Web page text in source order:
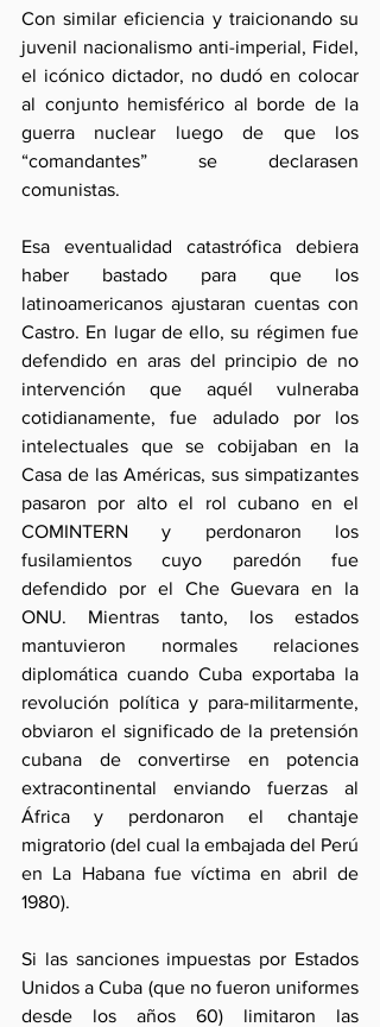
Con similar eficiencia y traicionando su
juvenil nacionalismo anti-imperial, Fidel,
el icónico dictador, no dudó en colocar
al conjunto hemisférico al borde de la
guerra nuclear luego de que los
“comandantes” se declarasen
comunistas.
Esa eventualidad catastrófica debiera
haber bastado para que los
latinoamericanos ajustaran cuentas con
Castro. En lugar de ello, su régimen fue
defendido en aras del principio de no
intervención que aquél vulneraba
cotidianamente, fue adulado por los
intelectuales que se cobijaban en la
Casa de las Américas, sus simpatizantes
pasaron por alto el rol cubano en el
COMINTERN y perdonaron los
fusilamientos cuyo paredón fue
defendido por el Che Guevara en la
ONU. Mientras tanto, los estados
mantuvieron normales relaciones
diplomática cuando Cuba exportaba la
revolución política y para-militarmente,
obviaron el significado de la pretensión
cubana de convertirse en potencia
extracontinental enviando fuerzas al
África y perdonaron el chantaje
migratorio (del cual la embajada del Perú
en La Habana fue víctima en abril de
1980).
Si las sanciones impuestas por Estados
Unidos a Cuba (que no fueron uniformes
desde los años 60) limitaron las